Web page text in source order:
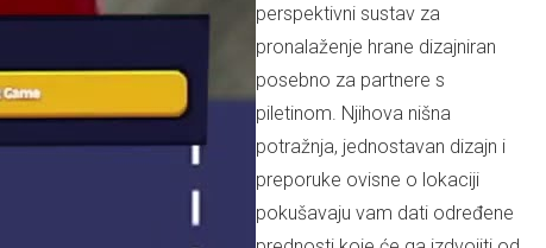
perspektivni sustav za
pronalaženje hrane dizajniran
posebno za partnere s
piletinom. Njihova nišna
potražnja, jednostavan dizajn i
preporuke ovisne o lokaciji
pokušavaju vam dati određene